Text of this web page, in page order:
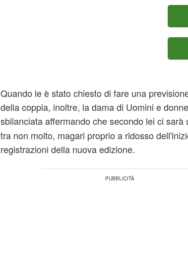
Rosanna, dunque, è convinta che Alessio si
fidanzato con Debora solo perché non
Quando le è stato chiesto di fare una
della coppia, inoltre, la dama di Uomini e
sbilanciata affermando che secondo lei ci sarà
tra non molto, magari proprio a ridosso
registrazioni della nuova edizione.